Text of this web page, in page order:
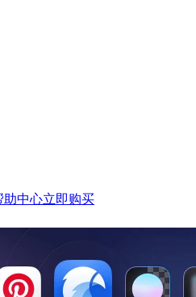
助中心立即购买